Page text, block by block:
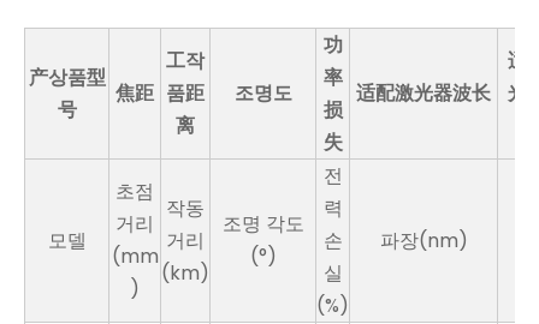
产상품型
号
焦距
工작
품距
离
조명도
功
率
损
失
适配激光器波长
适
光
모델
초점
거리
(mm
)
작동
거리
(km)
조명 각도
(°)
전
력
손
실
(%)
파장(nm)